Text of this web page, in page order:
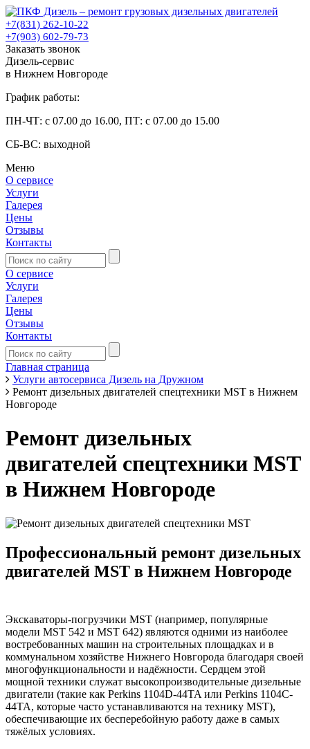
+7(831) 262-10-22
+7(903) 602-79-73
Заказать звонок
Дизель-сервис
в Нижнем Новгороде
График работы:
ПН-ЧТ: с 07.00 до 16.00, ПТ: с 07.00 до 15.00
СБ-ВС: выходной
Меню
О сервисе
Услуги
Галерея
Цены
Отзывы
Контакты
О сервисе
Услуги
Галерея
Цены
Отзывы
Контакты
Главная страница
Услуги автосервиса Дизель на Дружном
Ремонт дизельных двигателей спецтехники MST в Нижнем
Новгороде
Ремонт дизельных
двигателей спецтехники MST
в Нижнем Новгороде
Профессиональный ремонт дизельных
двигателей MST в Нижнем Новгороде
Экскаваторы-погрузчики MST (например, популярные
модели MST 542 и MST 642) являются одними из наиболее
востребованных машин на строительных площадках и в
коммунальном хозяйстве Нижнего Новгорода благодаря своей
многофункциональности и надёжности. Сердцем этой
мощной техники служат высокопроизводительные дизельные
двигатели (такие как Perkins 1104D-44TA или Perkins 1104C-
44TA, которые часто устанавливаются на технику MST),
обеспечивающие их бесперебойную работу даже в самых
тяжёлых условиях.